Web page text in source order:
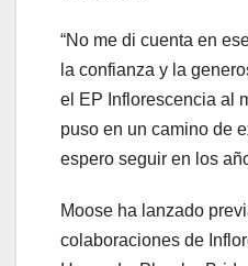
“No me di cuenta en
la confianza y la
el EP Inflorescencia al
puso en un camino de
espero seguir en los
Moose ha lanzado
colaboraciones de